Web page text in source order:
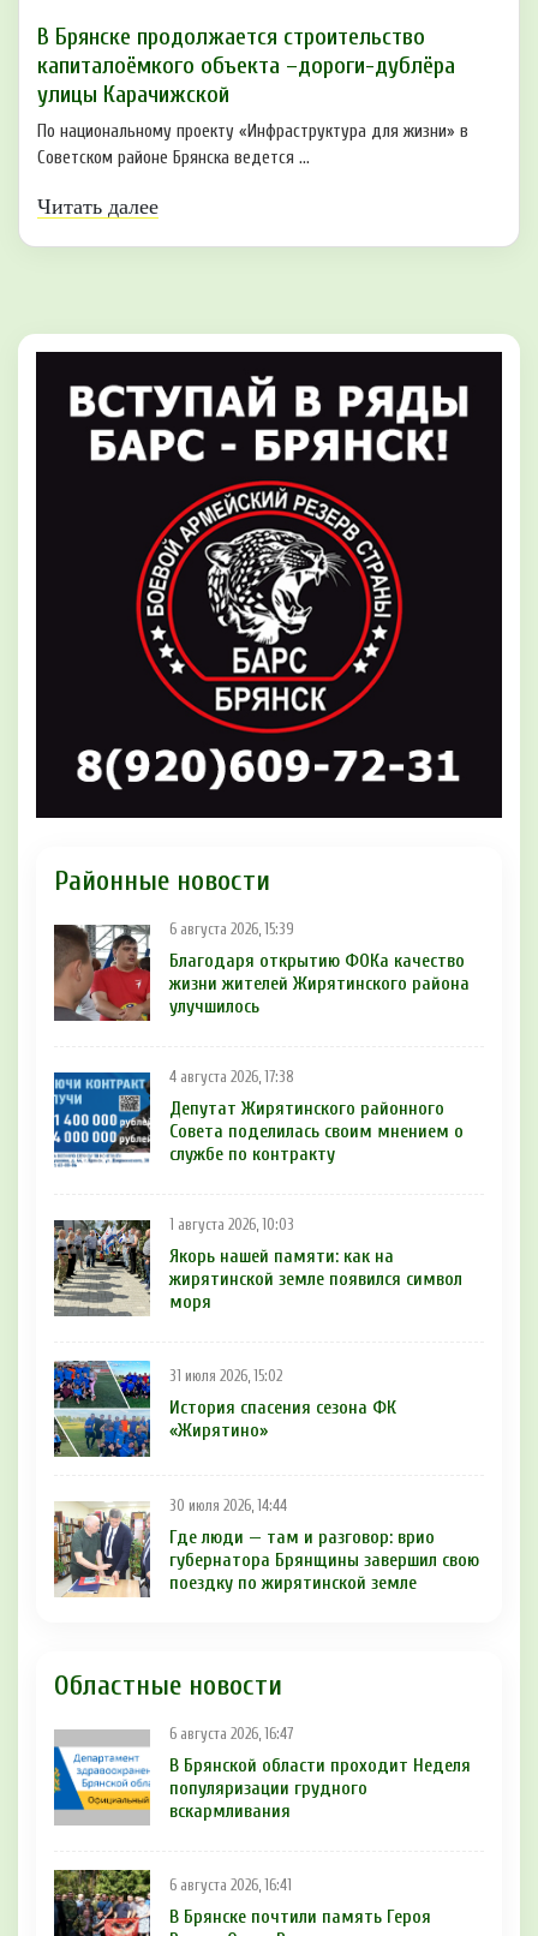
В Брянске продолжается строительство
капиталоёмкого объекта –дороги-дублёра
улицы Карачижской
По национальному проекту «Инфраструктура для жизни» в
Советском районе Брянска ведется ...
Читать далее
Районные новости
6 августа 2026, 15:39
Благодаря открытию ФОКа качество
жизни жителей Жирятинского района
улучшилось
4 августа 2026, 17:38
Депутат Жирятинского районного
Совета поделилась своим мнением о
службе по контракту
1 августа 2026, 10:03
Якорь нашей памяти: как на
жирятинской земле появился символ
моря
31 июля 2026, 15:02
История спасения сезона ФК
«Жирятино»
30 июля 2026, 14:44
Где люди — там и разговор: врио
губернатора Брянщины завершил свою
поездку по жирятинской земле
Областные новости
6 августа 2026, 16:47
В Брянской области проходит Неделя
популяризации грудного
вскармливания
6 августа 2026, 16:41
В Брянске почтили память Героя